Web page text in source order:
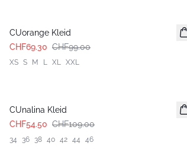
CUorange Kleid
CHF69.30 CHF99.00
XS S M L XL XXL
CUnalina Kleid
CHF54.50 CHF109.00
34 36 38 40 42 44 46